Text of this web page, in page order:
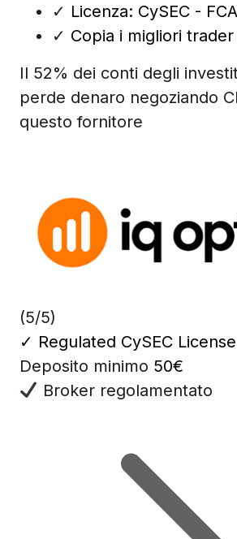
✓ Licenza: CySEC -
✓ Copia i migliori
Il 52% dei conti degli
perde denaro negoziando
questo fornitore
(5/5)
✓ Regulated CySEC
Deposito minimo 50€
Broker regolamentato